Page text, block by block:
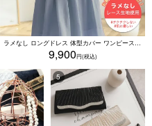
ラメなし ロングドレス 体型カバー ワンピース 敏感肌対応 結婚式 二次会 お呼ばれ 大人 上品 (Sサイズ～5Lサイズ)
9,900